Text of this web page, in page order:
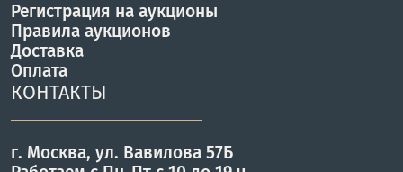
Регистрация на аукционы
Правила аукционов
Доставка
Оплата
КОНТАКТЫ
г. Москва, ул. Вавилова 57Б